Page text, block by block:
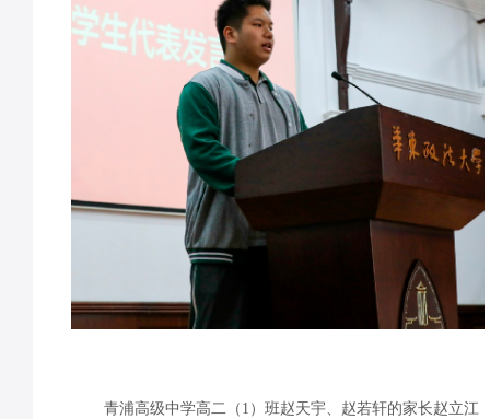
青浦高级中学高二（1）班赵天宇、赵若轩的家长赵立江